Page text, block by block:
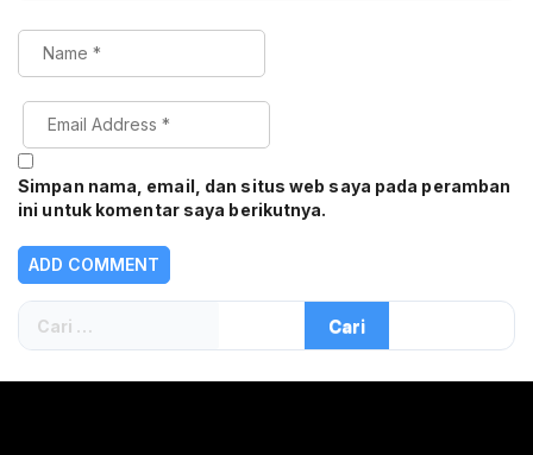
Simpan nama, email, dan situs web saya pada peramban
ini untuk komentar saya berikutnya.
Cari
untuk: